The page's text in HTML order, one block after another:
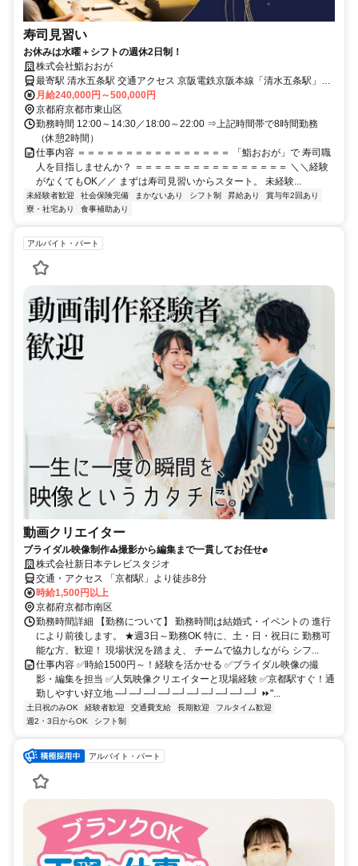
寿司見習い
お休みは水曜＋シフトの週休2日制！
株式会社鮨おおが
最寄駅 清水五条駅 交通アクセス 京阪電鉄京阪本線「清水五条駅」よ
り徒歩12分
月給240,000円～500,000円
京都府京都市東山区
勤務時間 12:00～14:30／18:00～22:00 ⇒上記時間帯で8時間勤務
（休憩2時間）
仕事内容 ＝＝＝＝＝＝＝＝＝＝＝＝＝＝＝＝ 「鮨おおが」で 寿司職
人を目指しませんか？ ＝＝＝＝＝＝＝＝＝＝＝＝＝＝＝＝ ＼＼経験
がなくてもOK／／ まずは寿司見習いからスタート。 未経験...
未経験者歓迎 社会保険完備 まかないあり シフト制 昇給あり
賞与年2回あり
寮・社宅あり
食事補助あり
アルバイト・パート
動画クリエイター
ブライダル映像制作⛪撮影から編集まで一貫してお任せ✊
株式会社新日本テレビスタジオ
交通・アクセス 「京都駅」より徒歩8分
時給1,500円以上
京都府京都市南区
勤務時間詳細 【勤務について】 勤務時間は結婚式・イベントの 進行
により前後します。 ★週3日～勤務OK 特に、土・日・祝日に 勤務可
能な方、歓迎！ 現場状況を踏まえ、 チームで協力しながら シフ...
仕事内容 ✅時給1500円～！経験を活かせる ✅ブライダル映像の撮
影・編集を担当 ✅人気映像クリエイターと現場経験 ✅京都駅すぐ！通
勤しやすい好立地 ─┘─┘─┘─┘─┘─┘─┘─┘─┘─┘ ⏩"...
土日祝のみOK 経験者歓迎 交通費支給 長期歓迎
フルタイム歓迎
週2・3日からOK
シフト制
アルバイト・パート